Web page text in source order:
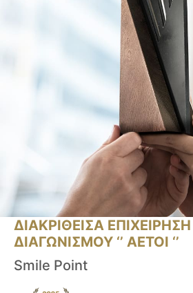
ΔΙΑΚΡΙΘΕΙΣΑ
ΔΙΑΓΩΝΙΣΜΟΥ ‘’ ΑΕΤΟΙ ‘’
Smile Point